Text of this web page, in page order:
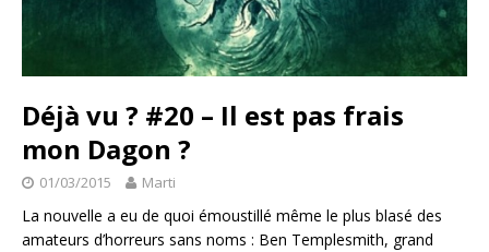
Déjà vu ? #20 – Il est pas frais
mon Dagon ?
01/03/2015 Marti
La nouvelle a eu de quoi émoustillé même le plus blasé des
amateurs d’horreurs sans noms : Ben Templesmith, grand